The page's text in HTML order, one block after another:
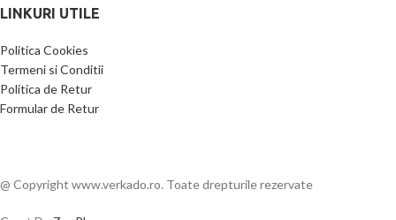
LINKURI UTILE
Politica Cookies
Termeni si Conditii
Politica de Retur
Formular de Retur
@ Copyright www.verkado.ro. Toate drepturile rezervate